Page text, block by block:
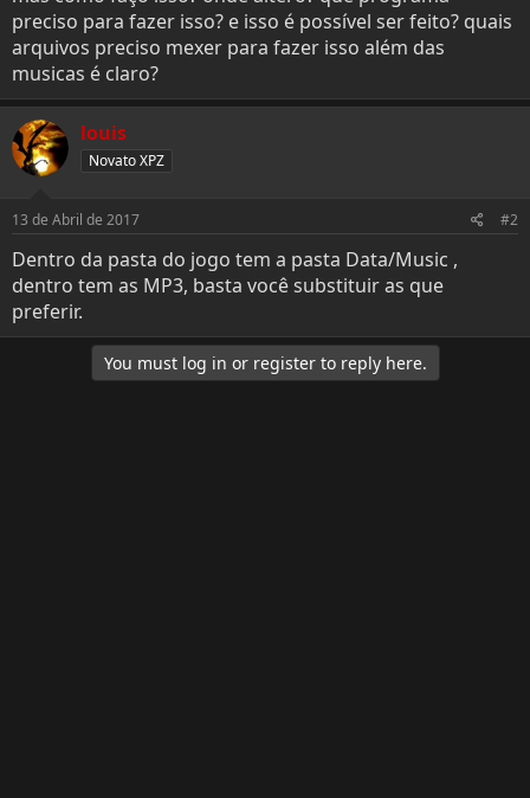
preciso para fazer isso? e isso é possível ser feito? quais
arquivos preciso mexer para fazer isso além das
musicas é claro?
louis
Novato XPZ
13 de Abril de 2017 #2
Dentro da pasta do jogo tem a pasta Data/Music ,
dentro tem as MP3, basta você substituir as que
preferir.
You must log in or register to reply here.